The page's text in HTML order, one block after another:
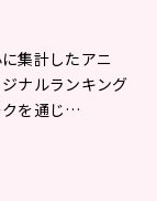
集計したアニ
ナルランキング
クを通じ…